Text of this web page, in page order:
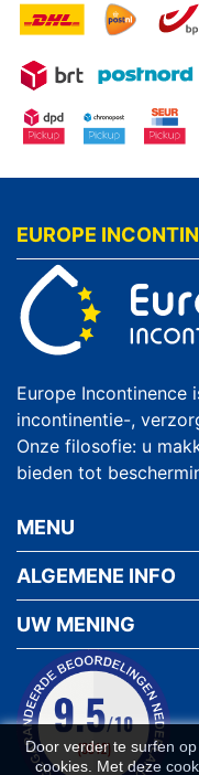
EUROPE
Europe Incontinence
incontinentie-,
Onze filosofie: u
bieden tot
MENU
ALGEMENE INFO
Door verder te surfen
cookies. Met deze
UW MENING